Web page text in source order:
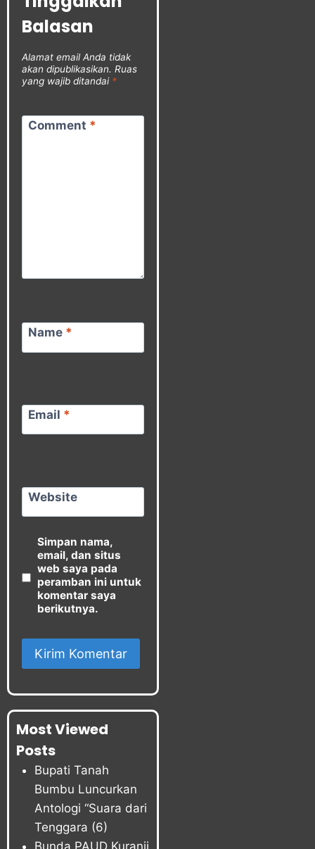
Balasan
Alamat email Anda tidak
akan dipublikasikan. Ruas
yang wajib ditandai *
Comment *
Name *
Email *
Website
Simpan nama,
email, dan situs
web saya pada
peramban ini untuk
komentar saya
berikutnya.
Most Viewed
Posts
Bupati Tanah
Bumbu Luncurkan
Antologi “Suara dari
Tenggara (6)